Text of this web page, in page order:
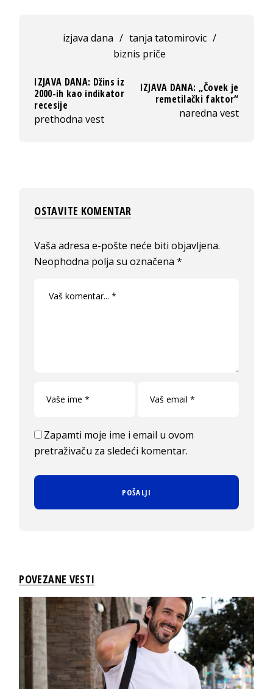
izjava dana / tanja tatomirovic /
biznis priče
IZJAVA DANA: Džins iz
2000-ih kao indikator
recesije
prethodna vest
IZJAVA DANA: „Čovek je
remetilački faktor“
naredna vest
OSTAVITE KOMENTAR
Vaša adresa e-pošte neće biti objavljena.
Neophodna polja su označena*
Zapamti moje ime i email u ovom
pretraživaču za sledeći komentar.
POVEZANE VESTI